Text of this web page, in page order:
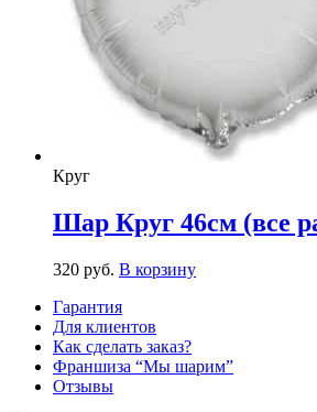
Круг
Шар Круг 46см (все
320 руб. В корзину
Гарантия
Для клиентов
Как сделать заказ?
Франшиза “Мы шарим”
Отзывы